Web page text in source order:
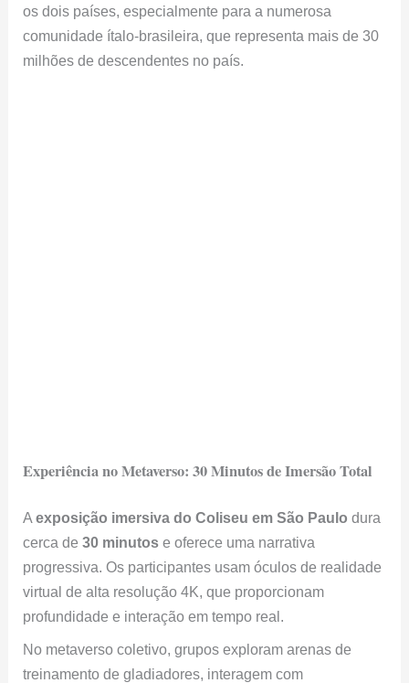
os dois países, especialmente para a numerosa
comunidade ítalo-brasileira, que representa mais de 30
milhões de descendentes no país.
Experiência no Metaverso: 30 Minutos de Imersão Total
Aexposição imersiva do Coliseu em São Paulo dura
cerca de30 minutos e oferece uma narrativa
progressiva. Os participantes usam óculos de realidade
virtual de alta resolução 4K, que proporcionam
profundidade e interação em tempo real.
No metaverso coletivo, grupos exploram arenas de
treinamento de gladiadores, interagem com